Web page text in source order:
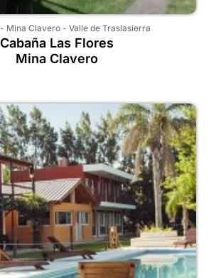
- Mina Clavero - Valle de Traslasierra
Cabaña Las Flores
Mina Clavero